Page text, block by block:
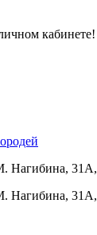
кабинете!
Нагибина,
Нагибина,